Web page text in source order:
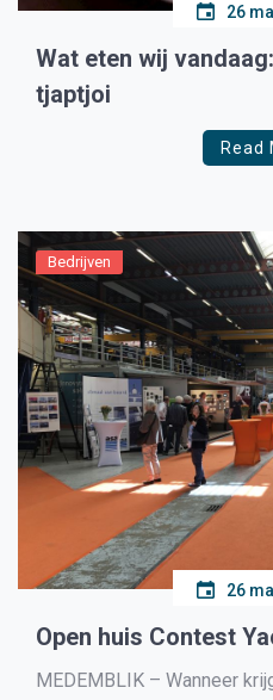
26
Wat eten wij
tjaptjoi
Read
Bedrijven
26
Open huis Contest
MEDEMBLIK – Wanneer